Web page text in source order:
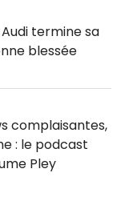
termine sa
blessée
complaisantes,
: le podcast
Pley